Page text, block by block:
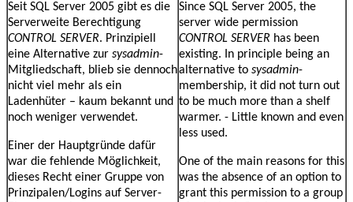
Seit SQL Server 2005 gibt es die
Serverweite Berechtigung
CONTROL SERVER. Prinzipiell
eine Alternative zur sysadmin-
Mitgliedschaft, blieb sie dennoch
nicht viel mehr als ein
Ladenhüter – kaum bekannt und
noch weniger verwendet.
Einer der Hauptgründe dafür
war die fehlende Möglichkeit,
dieses Recht einer Gruppe von
Prinzipalen/Logins auf Server-
Since SQL Server 2005, the
server wide permission
CONTROL SERVER has been
existing. In principle being an
alternative to sysadmin-
membership, it did not turn out
to be much more than a shelf
warmer. - Little known and even
less used.
One of the main reasons for this
was the absence of an option to
grant this permission to a group